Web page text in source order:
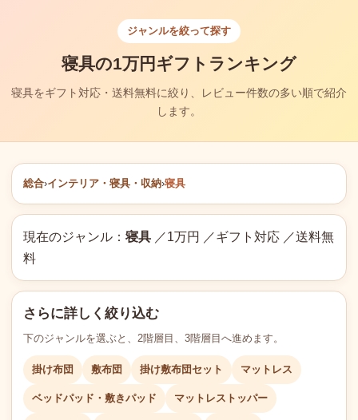
ジャンルを絞って探す
寝具の1万円ギフトランキング
寝具をギフト対応・送料無料に絞り、レビュー件数の多い順で紹介
します。
総合›インテリア・寝具・収納›寝具
現在のジャンル： 寝具 ／1万円 ／ギフト対応 ／送料無
料
さらに詳しく絞り込む
下のジャンルを選ぶと、2階層目、3階層目へ進めます。
掛け布団 敷布団 掛け敷布団セット マットレス
ベッドパッド・敷きパッド マットレストッパー